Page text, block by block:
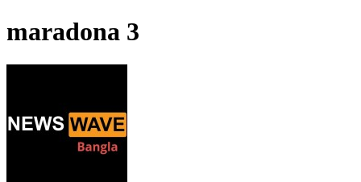
maradona 3